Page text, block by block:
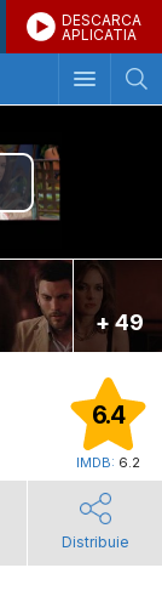
DESCARCA
APLICATIA
+ 49
6.4
IMDB: 6.2
Distribuie